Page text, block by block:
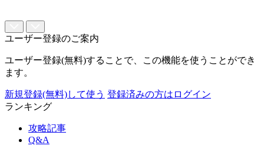
ユーザー登録のご案内
ユーザー登録(無料)することで、この機能を使うことができ
ます。
新規登録(無料)して使う 登録済みの方はログイン
ランキング
攻略記事
Q&A